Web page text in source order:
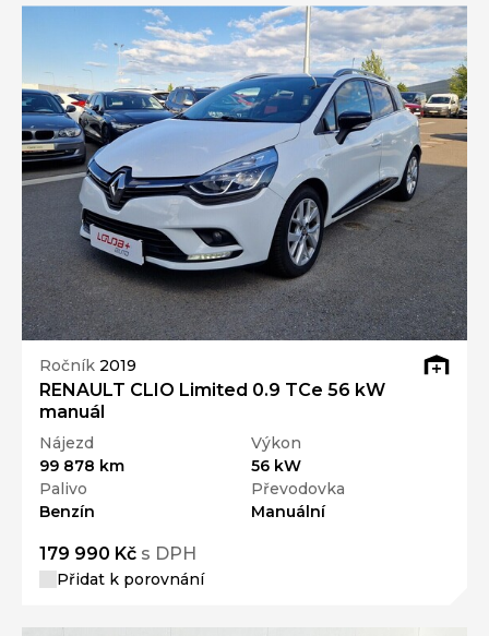
Ročník 2019
RENAULT CLIO Limited 0.9 TCe 56 kW
manuál
Nájezd
99 878 km
Výkon
56 kW
Palivo
Benzín
Převodovka
Manuální
179 990 Kč s DPH
Přidat k porovnání